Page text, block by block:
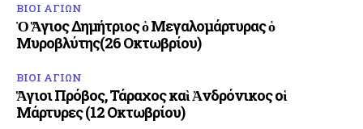
ΒΙΟΙ ΑΓΙΩΝ
Ὁ Ἅγιος Δημήτριος ὁ Μεγαλομάρτυρας ὁ
Μυροβλύτης(26 Οκτωβρίου)
ΒΙΟΙ ΑΓΙΩΝ
Ἅγιοι Πρόβος, Τάραχος καὶ Ἀνδρόνικος οἱ
Μάρτυρες (12 Οκτωβρίου)